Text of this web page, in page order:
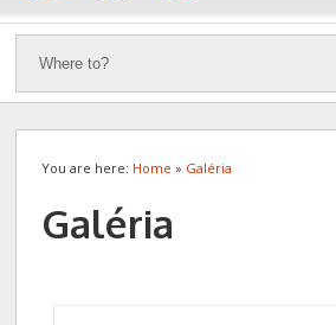
You are here: Home » Galéria
Galéria